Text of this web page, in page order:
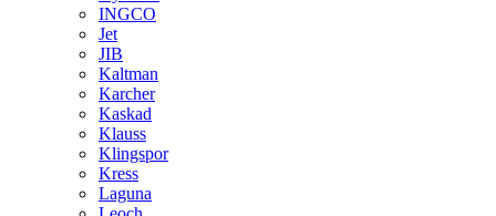
INGCO
Jet
JIB
Kaltman
Karcher
Kaskad
Klauss
Klingspor
Kress
Laguna